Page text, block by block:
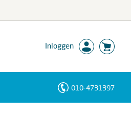
Inloggen
010-4731397